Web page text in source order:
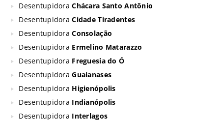
DesentupidoraChácara Santo Antônio
DesentupidoraCidade Tiradentes
DesentupidoraConsolação
Desentupidora Ermelino Matarazzo
Desentupidora Freguesia do Ó
DesentupidoraGuaianases
Desentupidora Higienópolis
Desentupidora Indianópolis
Desentupidora Interlagos